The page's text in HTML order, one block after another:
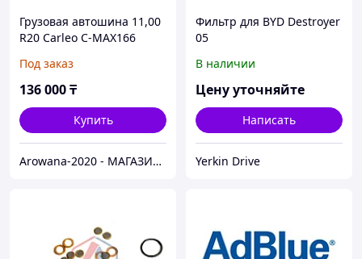
Грузовая автошина 11,00
R20 Carleo C-MAX166
Под заказ
136 000₸
Купить
Arowana-2020 - МАГАЗИН ГРУЗОВЫХ И ЛЕГКОВЫХ АВТОШИН
Фильтр для BYD Destroyer
05
В наличии
Цену уточняйте
Написать
Yerkin Drive